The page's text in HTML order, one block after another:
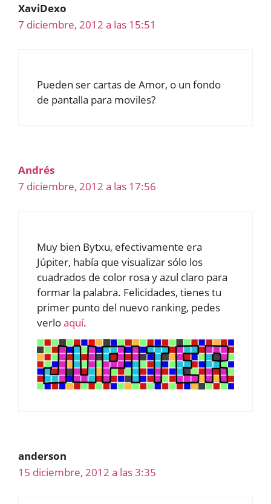
XaviDexo
7 diciembre, 2012 a las 15:51
Pueden ser cartas de Amor, o un fondo
de pantalla para moviles?
Andrés
7 diciembre, 2012 a las 17:56
Muy bien Bytxu, efectivamente era
Júpiter, había que visualizar sólo los
cuadrados de color rosa y azul claro para
formar la palabra. Felicidades, tienes tu
primer punto del nuevo ranking, pedes
verloaquí.
anderson
15 diciembre, 2012 a las 3:35